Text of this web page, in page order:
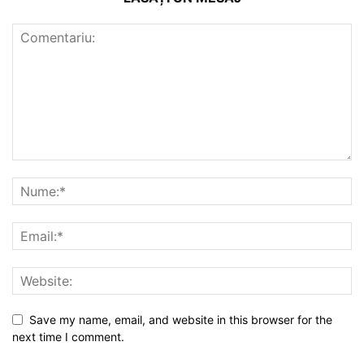
Save my name, email, and website in this browser for the
next time I comment.